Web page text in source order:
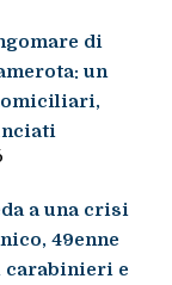
di
un
a una crisi
49enne
carabinieri e